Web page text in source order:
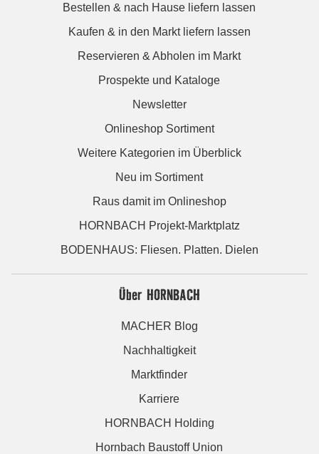
Bestellen & nach Hause liefern lassen
Kaufen & in den Markt liefern lassen
Reservieren & Abholen im Markt
Prospekte und Kataloge
Newsletter
Onlineshop Sortiment
Weitere Kategorien im Überblick
Neu im Sortiment
Raus damit im Onlineshop
HORNBACH Projekt-Marktplatz
BODENHAUS: Fliesen. Platten. Dielen
Über HORNBACH
MACHER Blog
Nachhaltigkeit
Marktfinder
Karriere
HORNBACH Holding
Hornbach Baustoff Union